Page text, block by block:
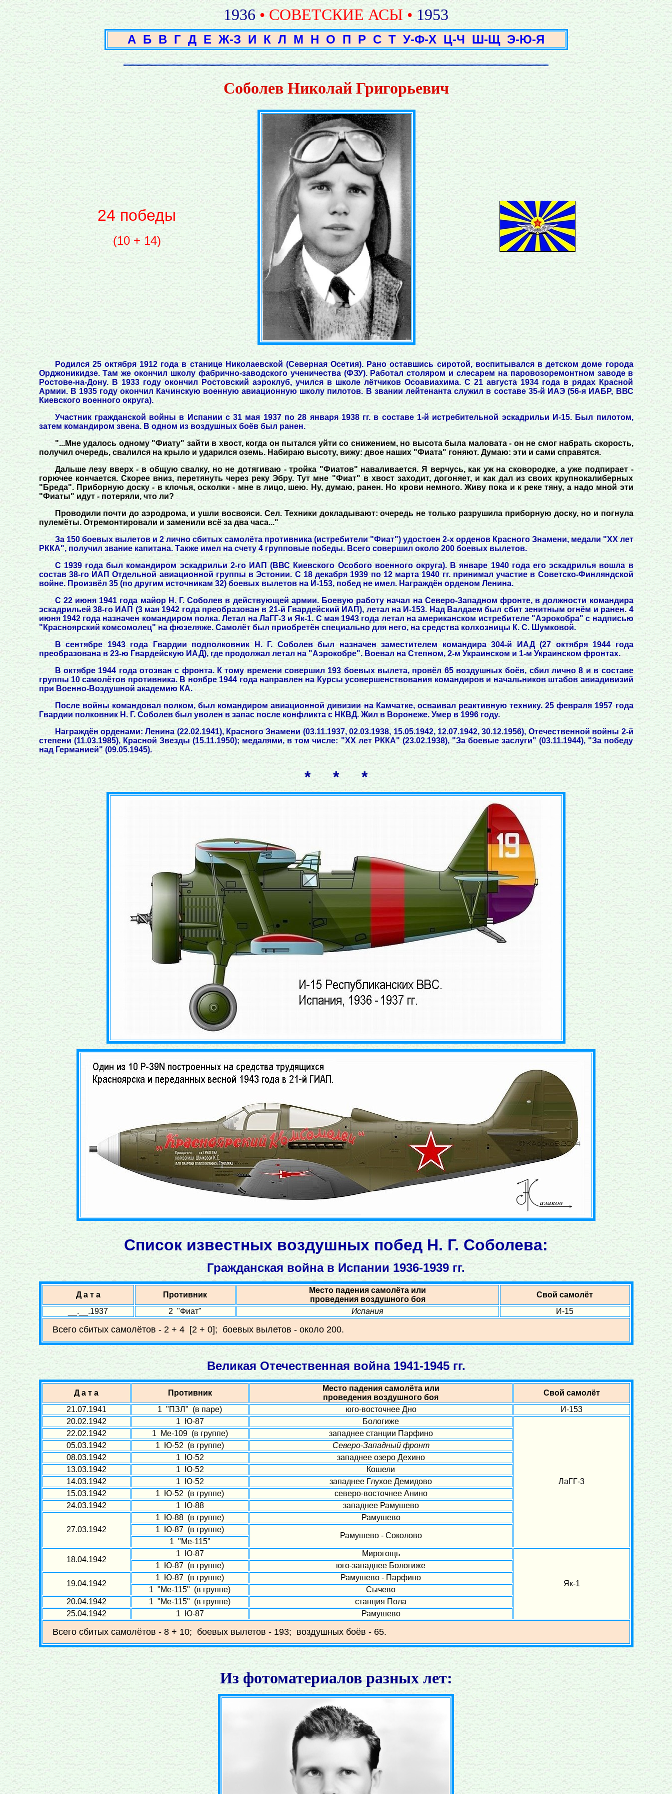
1936 • СОВЕТСКИЕ АСЫ • 1953
А Б В Г Д Е Ж-З И К Л М Н О П Р С Т У-Ф-Х Ц-Ч Ш-Щ Э-Ю-Я
Соболев Николай Григорьевич
24 победы
(10 + 14)
Родился 25 октября 1912 года в станице Николаевской (Северная Осетия). Рано оставшись сиротой, воспитывался в детском доме города
Орджоникидзе. Там же окончил школу фабрично-заводского ученичества (ФЗУ). Работал столяром и слесарем на паровозоремонтном заводе в
Ростове-на-Дону. В 1933 году окончил Ростовский аэроклуб, учился в школе лётчиков Осоавиахима. С 21 августа 1934 года в рядах Красной
Армии. В 1935 году окончил Качинскую военную авиационную школу пилотов. В звании лейтенанта служил в составе 35-й ИАЭ (56-я ИАБР, ВВС
Киевского военного округа).
Участник гражданской войны в Испании с 31 мая 1937 по 28 января 1938 гг. в составе 1-й истребительной эскадрильи И-15. Был пилотом,
затем командиром звена. В одном из воздушных боёв был ранен.
"...Мне удалось одному "Фиату" зайти в хвост, когда он пытался уйти со снижением, но высота была маловата - он не смог набрать скорость,
получил очередь, свалился на крыло и ударился оземь. Набираю высоту, вижу: двое наших "Фиата" гоняют. Думаю: эти и сами справятся.
Дальше лезу вверх - в общую свалку, но не дотягиваю - тройка "Фиатов" наваливается. Я верчусь, как уж на сковородке, а уже подпирает -
горючее кончается. Скорее вниз, перетянуть через реку Эбру. Тут мне "Фиат" в хвост заходит, догоняет, и как дал из своих крупнокалиберных
"Бреда". Приборную доску - в клочья, осколки - мне в лицо, шею. Ну, думаю, ранен. Но крови немного. Живу пока и к реке тяну, а надо мной эти
"Фиаты" идут - потеряли, что ли?
Проводили почти до аэродрома, и ушли восвояси. Сел. Техники докладывают: очередь не только разрушила приборную доску, но и погнула
пулемёты. Отремонтировали и заменили всё за два часа..."
За 150 боевых вылетов и 2 лично сбитых самолёта противника (истребители "Фиат") удостоен 2-х орденов Красного Знамени, медали "XX лет
РККА", получил звание капитана. Также имел на счету 4 групповые победы. Всего совершил около 200 боевых вылетов.
С 1939 года был командиром эскадрильи 2-го ИАП (ВВС Киевского Особого военного округа). В январе 1940 года его эскадрилья вошла в
состав 38-го ИАП Отдельной авиационной группы в Эстонии. С 18 декабря 1939 по 12 марта 1940 гг. принимал участие в Советско-Финляндской
войне. Произвёл 35 (по другим источникам 32) боевых вылетов на И-153, побед не имел. Награждён орденом Ленина.
С 22 июня 1941 года майор Н. Г. Соболев в действующей армии. Боевую работу начал на Северо-Западном фронте, в должности командира
эскадрильей 38-го ИАП (3 мая 1942 года преобразован в 21-й Гвардейский ИАП), летал на И-153. Над Валдаем был сбит зенитным огнём и ранен. 4
июня 1942 года назначен командиром полка. Летал на ЛаГГ-3 и Як-1. С мая 1943 года летал на американском истребителе "Аэрокобра" с надписью
"Красноярский комсомолец" на фюзеляже. Самолёт был приобретён специально для него, на средства колхозницы К. С. Шумковой.
В сентябре 1943 года Гвардии подполковник Н. Г. Соболев был назначен заместителем командира 304-й ИАД (27 октября 1944 года
преобразована в 23-ю Гвардейскую ИАД), где продолжал летал на "Аэрокобре". Воевал на Степном, 2-м Украинском и 1-м Украинском фронтах.
В октябре 1944 года отозван с фронта. К тому времени совершил 193 боевых вылета, провёл 65 воздушных боёв, сбил лично 8 и в составе
группы 10 самолётов противника. В ноябре 1944 года направлен на Курсы усовершенствования командиров и начальников штабов авиадивизий
при Военно-Воздушной академию КА.
После войны командовал полком, был командиром авиационной дивизии на Камчатке, осваивал реактивную технику. 25 февраля 1957 года
Гвардии полковник Н. Г. Соболев был уволен в запас после конфликта с НКВД. Жил в Воронеже. Умер в 1996 году.
Награждён орденами: Ленина (22.02.1941), Красного Знамени (03.11.1937, 02.03.1938, 15.05.1942, 12.07.1942, 30.12.1956), Отечественной войны 2-й
степени (11.03.1985), Красной Звезды (15.11.1950); медалями, в том числе: "XX лет РККА" (23.02.1938), "За боевые заслуги" (03.11.1944), "За победу
над Германией" (09.05.1945).
* * *
Список известных воздушных побед Н. Г. Соболева:
Гражданская война в Испании 1936-1939 гг.
Д а т а Противник
Место падения самолёта или
проведения воздушного боя
Свой самолёт
__.__.1937
2 "Фиат" Испания И-15
Всего сбитых самолётов - 2 + 4 [2 + 0]; боевых вылетов - около 200.
Великая Отечественная война 1941-1945 гг.
Д а т а Противник
Место падения самолёта или
проведения воздушного боя
Свой самолёт
21.07.1941
1 "ПЗЛ" (в паре) юго-восточнее Дно
И-153
20.02.1942
1 Ю-87 Бологиже
ЛаГГ-3
22.02.1942 1 Ме-109 (в группе)
западнее станции Парфино
05.03.1942
1 Ю-52 (в группе)
Северо-Западный фронт
08.03.1942
1 Ю-52
западнее озеро Дехино
13.03.1942
1 Ю-52
Кошели
14.03.1942
1 Ю-52
западнее Глухое Демидово
15.03.1942
1 Ю-52 (в группе)
северо-восточнее Анино
24.03.1942
1 Ю-88 западнее Рамушево
27.03.1942
1 Ю-88 (в группе)
Рамушево
1 Ю-87 (в группе)
Рамушево - Соколово
1 "Ме-115"
18.04.1942
1 Ю-87 Мирогощь
Як-1
1 Ю-87 (в группе) юго-западнее Бологиже
19.04.1942
1 Ю-87 (в группе)
Рамушево - Парфино
1 "Ме-115" (в группе)
Сычево
20.04.1942
1 "Ме-115" (в группе)
станция Пола
25.04.1942
1 Ю-87 Рамушево
Всего сбитых самолётов - 8 + 10; боевых вылетов - 193; воздушных боёв - 65.
Из фотоматериалов разных лет: